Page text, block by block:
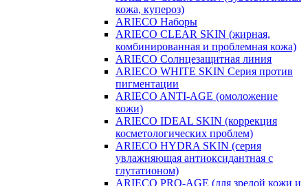
кожа, купероз)
ARIECO Наборы
ARIECO CLEAR SKIN (жирная,
комбинированная и проблемная кожа)
ARIECO Солнцезащитная линия
ARIECO WHITE SKIN Серия против
пигментации
ARIECO ANTI-AGE (омоложение
кожи)
ARIECO IDEAL SKIN (коррекция
косметологических проблем)
ARIECO HYDRA SKIN (серия
увлажняющая антиоксидантная с
глутатионом)
ARIECO PRO-AGE (для зрелой кожи и